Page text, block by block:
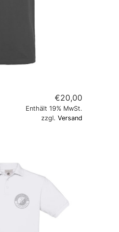
€20,00
Enthält 19% MwSt.
zzgl.Versand